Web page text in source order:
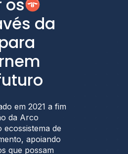
os
da
em 2021 a fim
da Arco
ecossistema de
apoiando
que possam